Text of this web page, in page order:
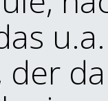
der